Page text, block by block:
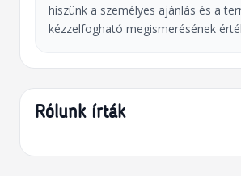
hiszünk a személyes ajánlás és a
kézzelfogható megismerésének
Rólunk írták